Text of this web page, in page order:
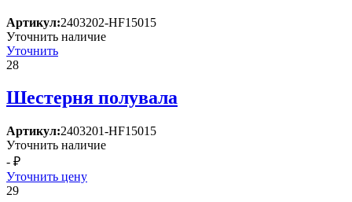
Артикул:2403202-HF15015
Уточнить наличие
Уточнить
28
Шестерня полувала
Артикул:2403201-HF15015
Уточнить наличие
- ₽
Уточнить цену
29